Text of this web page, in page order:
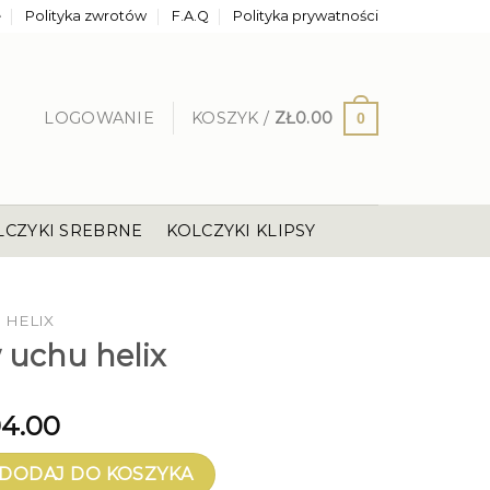
Polityka zwrotów F.A.Q Polityka prywatności
LOGOWANIE KOSZYK / ZŁ0.00 0
SREBRNE KOLCZYKI KLIPSY
HELIX
uchu helix
helix DO KOSZYKA